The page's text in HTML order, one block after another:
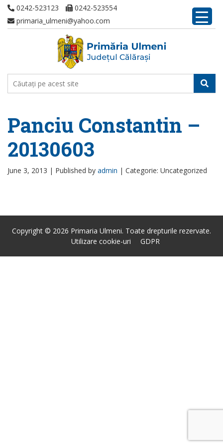
0242-523123
0242-523554
primaria_ulmeni@yahoo.com
Panciu Constantin –
20130603
June 3, 2013 | Published by admin | Categorie: Uncategorized
Copyright © 2026 Primaria Ulmeni. Toate drepturile rezervate.
Utilizare cookie-uri
GDPR